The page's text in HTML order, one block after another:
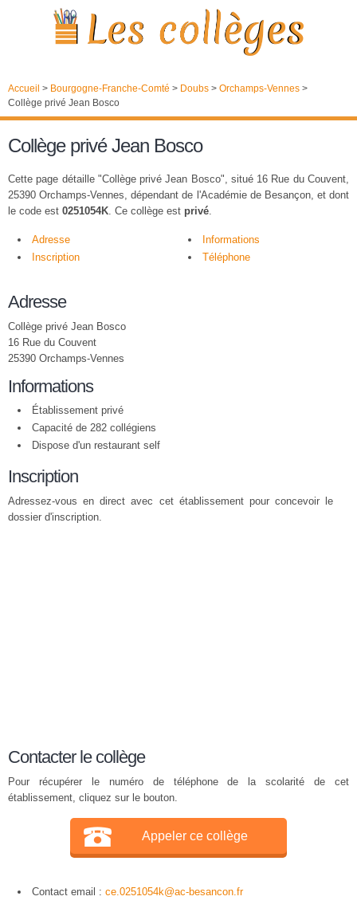
Accueil > Bourgogne-Franche-Comté > Doubs > Orchamps-Vennes >
Collège privé Jean Bosco
Collège privé Jean Bosco
Cette page détaille "Collège privé Jean Bosco", situé 16 Rue du Couvent,
25390 Orchamps-Vennes, dépendant de l'Académie de Besançon, et dont
le code est 0251054K. Ce collège est privé.
Adresse
Informations
Inscription
Téléphone
Adresse
Collège privé Jean Bosco
16 Rue du Couvent
25390 Orchamps-Vennes
Informations
Établissement privé
Capacité de 282 collégiens
Dispose d'un restaurant self
Inscription
Adressez-vous en direct avec cet établissement pour concevoir le
dossier d'inscription.
Contacter le collège
Pour récupérer le numéro de téléphone de la scolarité de cet
établissement, cliquez sur le bouton.
Appeler ce collège
Contact email : ce.0251054k@ac-besancon.fr